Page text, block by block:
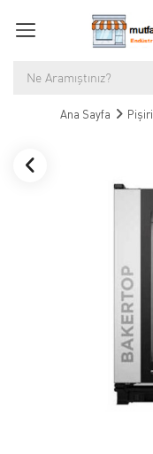
Ana Sayfa